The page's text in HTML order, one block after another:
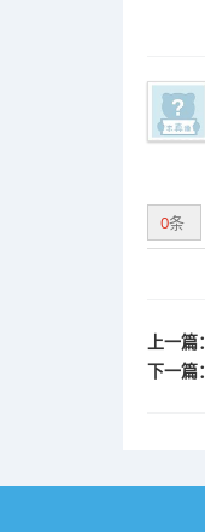
0条
上一篇：
下一篇：